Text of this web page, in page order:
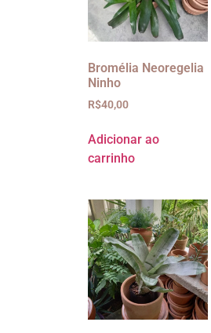
Bromélia Neoregelia
Ninho
R$40,00
Adicionar ao
carrinho